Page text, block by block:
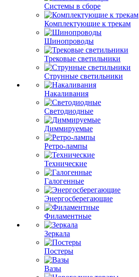
Системы в сборе
Комплектующие к трекам
Шинопроводы
Трековые светильники
Струнные светильники
Накаливания
Светодиодные
Диммируемые
Ретро-лампы
Технические
Галогенные
Энергосберегающие
Филаментные
Зеркала
Постеры
Вазы